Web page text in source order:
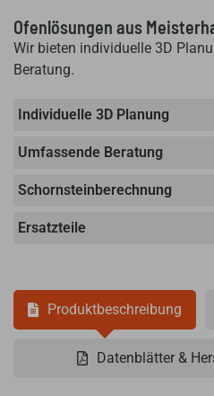
Ofenlösungen aus
Wir bieten individuelle 3D
Beratung.
Individuelle 3D Planung
Umfassende Beratung
Schornsteinberechnung
Ersatzteile
Produktbeschreibung
Datenblätter &